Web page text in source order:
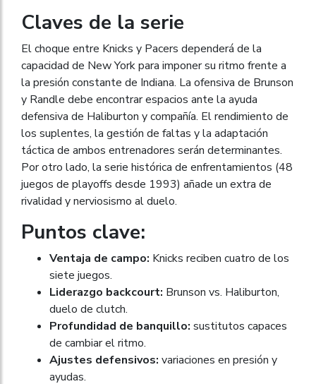
Claves de la serie
El choque entre Knicks y Pacers dependerá de la
capacidad de New York para imponer su ritmo frente a
la presión constante de Indiana. La ofensiva de Brunson
y Randle debe encontrar espacios ante la ayuda
defensiva de Haliburton y compañía. El rendimiento de
los suplentes, la gestión de faltas y la adaptación
táctica de ambos entrenadores serán determinantes.
Por otro lado, la serie histórica de enfrentamientos (48
juegos de playoffs desde 1993) añade un extra de
rivalidad y nerviosismo al duelo.
Puntos clave:
Ventaja de campo: Knicks reciben cuatro de los
siete juegos.
Liderazgo backcourt: Brunson vs. Haliburton,
duelo de clutch.
Profundidad de banquillo: sustitutos capaces
de cambiar el ritmo.
Ajustes defensivos: variaciones en presión y
ayudas.